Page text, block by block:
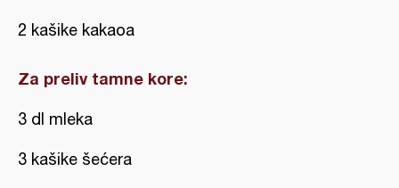
2 kašike kakaoa
Za preliv tamne kore:
3 dl mleka
3 kašike šećera